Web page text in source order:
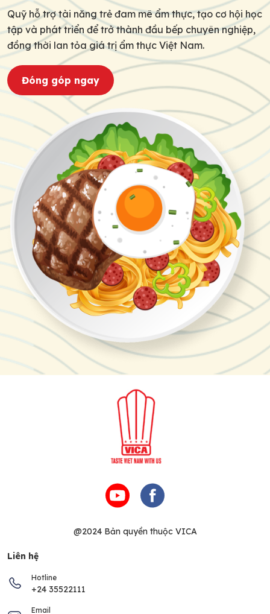
Quỹ hỗ trợ tài năng trẻ đam mê ẩm thực, tạo cơ hội học
tập và phát triển để trở thành đầu bếp chuyên nghiệp,
đồng thời lan tỏa giá trị ẩm thực Việt Nam.
Đóng góp ngay
@2024 Bản quyền thuộc VICA
Liên hệ
Hotline
+24 35522111
Email